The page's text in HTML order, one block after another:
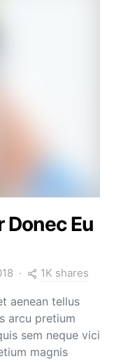
Donec Eu
1K shares
aenean tellus
arcu pretium
sem neque vici
magnis